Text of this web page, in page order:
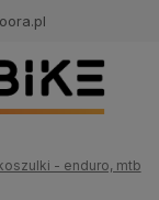
- enduro, mtb